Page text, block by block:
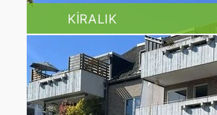
KIRALIK